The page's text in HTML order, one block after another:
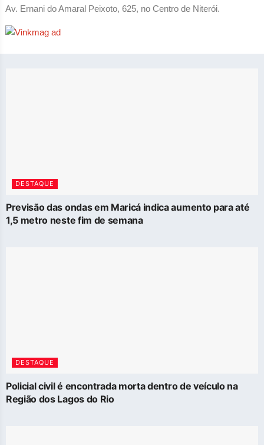
Av. Ernani do Amaral Peixoto, 625, no Centro de Niterói.
DESTAQUE
Previsão das ondas em Maricá indica aumento para até
1,5 metro neste fim de semana
DESTAQUE
Policial civil é encontrada morta dentro de veículo na
Região dos Lagos do Rio